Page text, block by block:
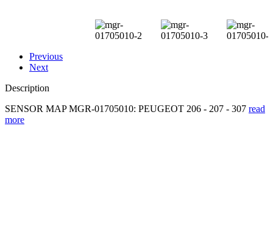
Previous
Next
Description
SENSOR MAP MGR-01705010: PEUGEOT 206 - 207 - 307 read
more